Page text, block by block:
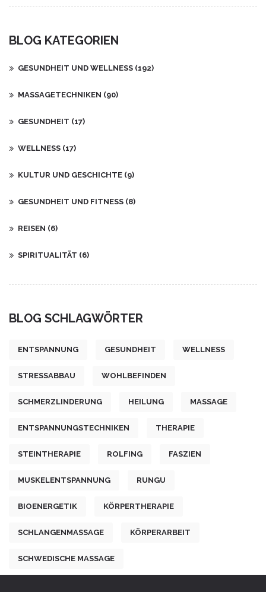
Anwendungsgebiete und praktische Tipps für Personen, die
BLOG KATEGORIEN
GESUNDHEIT UND WELLNESS (192)
MASSAGETECHNIKEN (90)
GESUNDHEIT (17)
WELLNESS (17)
KULTUR UND GESCHICHTE (9)
GESUNDHEIT UND FITNESS (8)
REISEN (6)
SPIRITUALITÄT (6)
BLOG SCHLAGWÖRTER
ENTSPANNUNG GESUNDHEIT WELLNESS
STRESSABBAU WOHLBEFINDEN
SCHMERZLINDERUNG HEILUNG MASSAGE
ENTSPANNUNGSTECHNIKEN THERAPIE
STEINTHERAPIE ROLFING FASZIEN
MUSKELENTSPANNUNG RUNGU
BIOENERGETIK KÖRPERTHERAPIE
SCHLANGENMASSAGE KÖRPERARBEIT
SCHWEDISCHE MASSAGE